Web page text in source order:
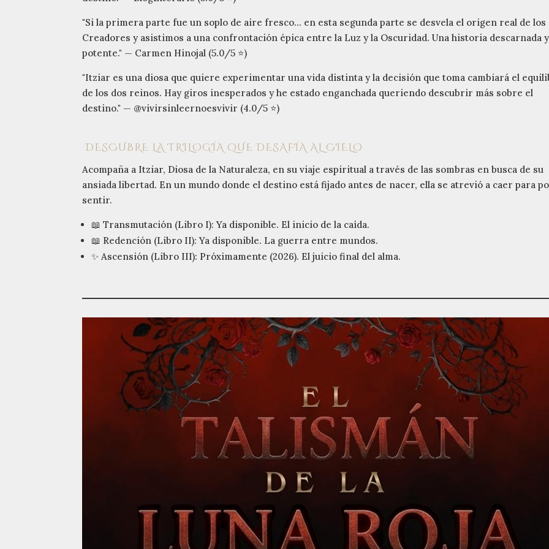
"Si la primera parte fue un soplo de aire fresco... en esta segunda parte se desvela el origen real de los
Creadores y asistimos a una confrontación épica entre la Luz y la Oscuridad. Una historia descarnada y
potente." — Carmen Hinojal (5.0/5 ⭐)
"Itziar es una diosa que quiere experimentar una vida distinta y la decisión que toma cambiará el
de los dos reinos. Hay giros inesperados y he estado enganchada queriendo descubrir más sobre el
destino." — @vivirsinleernoesvivir (4.0/5 ⭐)
DESCUBRE LA TRILOGÍA QUE DESAFÍA AL CIELO
Acompaña a Itziar, Diosa de la Naturaleza, en su viaje espiritual a través de las sombras en busca de su
ansiada libertad. En un mundo donde el destino está fijado antes de nacer, ella se atrevió a caer para
sentir.
📖 Transmutación (Libro I): Ya disponible. El inicio de la caída.
📖 Redención (Libro II): Ya disponible. La guerra entre mundos.
✨ Ascensión (Libro III): Próximamente (2026). El juicio final del alma.